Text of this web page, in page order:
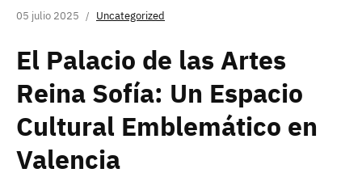
05 julio 2025 Uncategorized
El Palacio de las Artes
Reina Sofía: Un Espacio
Cultural Emblemático en
Valencia